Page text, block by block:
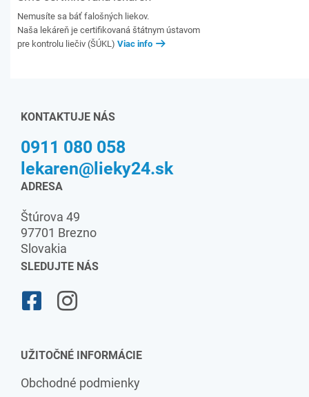
Nemusíte sa báť falošných liekov.
Naša lekáreň je certifikovaná štátnym ústavom
pre kontrolu liečiv (ŠÚKL) Viac info
KONTAKTUJE NÁS
0911 080 058
lekaren@lieky24.sk
ADRESA
Štúrova 49
97701 Brezno
Slovakia
SLEDUJTE NÁS
UŽITOČNÉ INFORMÁCIE
Obchodné podmienky